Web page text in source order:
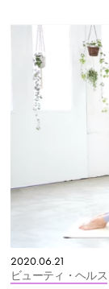
2020.06.21
ビューティ・ヘルス